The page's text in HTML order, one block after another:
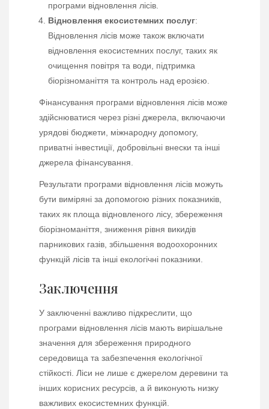
програми відновлення лісів.
Відновлення екосистемних послуг:
Відновлення лісів може також включати
відновлення екосистемних послуг, таких як
очищення повітря та води, підтримка
біорізноманіття та контроль над ерозією.
Фінансування програми відновлення лісів може
здійснюватися через різні джерела, включаючи
урядові бюджети, міжнародну допомогу,
приватні інвестиції, добровільні внески та інші
джерела фінансування.
Результати програми відновлення лісів можуть
бути виміряні за допомогою різних показників,
таких як площа відновленого лісу, збереження
біорізноманіття, зниження рівня викидів
парникових газів, збільшення водоохоронних
функцій лісів та інші екологічні показники.
Заключення
У заключенні важливо підкреслити, що
програми відновлення лісів мають вирішальне
значення для збереження природного
середовища та забезпечення екологічної
стійкості. Ліси не лише є джерелом деревини та
інших корисних ресурсів, а й виконують низку
важливих екосистемних функцій.